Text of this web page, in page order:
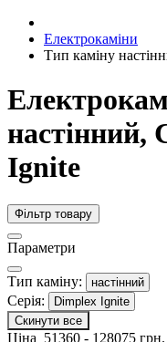
Електрокаміни
Тип каміну
настінний,
Ignite
Фільтр товару
Параметри
Тип каміну: настінний
Серія:
Dimplex Ignite
Скинути все
Ціна 51360 - 128075 грн.